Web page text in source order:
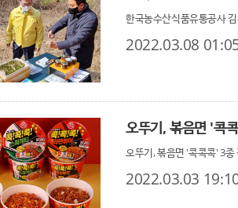
한국농수산식품유통공사
2022.03.08
오뚜기, 볶음면 '콕
오뚜기, 볶음면 '콕콕콕' 3종
2022.03.03